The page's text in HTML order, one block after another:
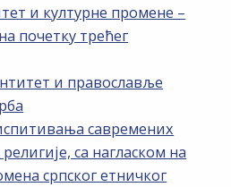
и културне промене –
почетку трећег
и православље
савремених
са нагласком на
српског етничког